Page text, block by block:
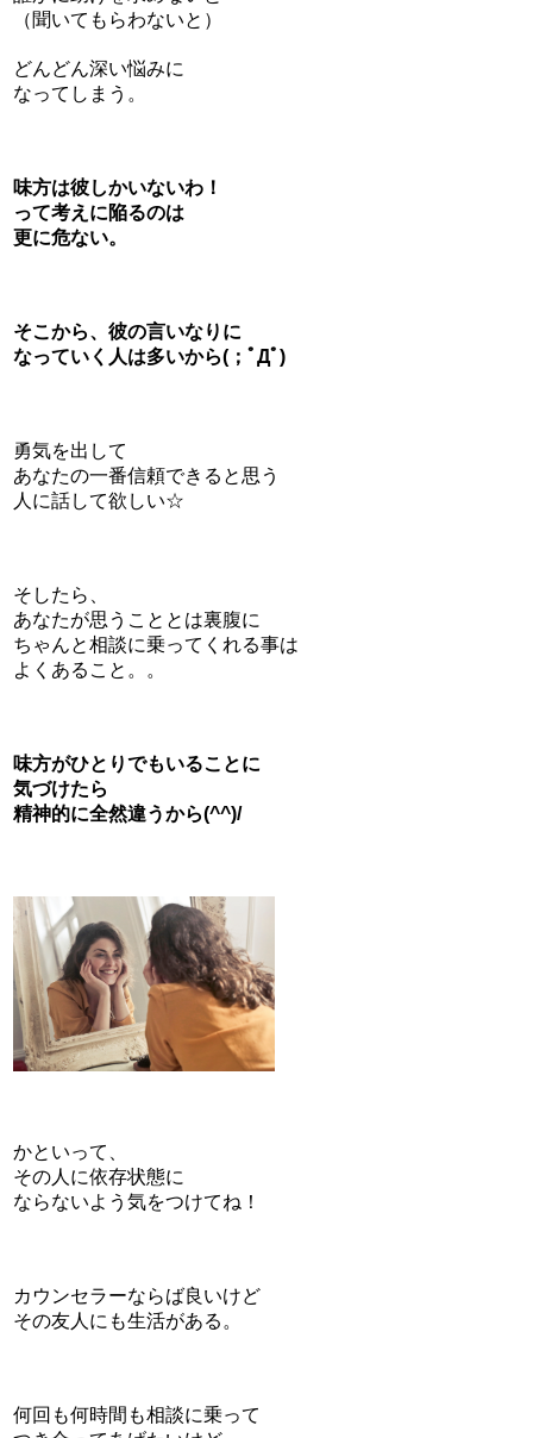
（聞いてもらわないと）
どんどん深い悩みに
なってしまう。
味方は彼しかいないわ！
って考えに陥るのは
更に危ない。
そこから、彼の言いなりに
なっていく人は多いから(；ﾟДﾟ)
勇気を出して
あなたの一番信頼できると思う
人に話して欲しい☆
そしたら、
あなたが思うこととは裏腹に
ちゃんと相談に乗ってくれる事は
よくあること。。
味方がひとりでもいることに
気づけたら
精神的に全然違うから(^^)/
かといって、
その人に依存状態に
ならないよう気をつけてね！
カウンセラーならば良いけど
その友人にも生活がある。
何回も何時間も相談に乗って